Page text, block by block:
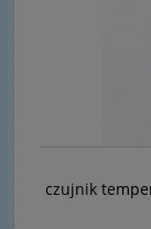
czujnik